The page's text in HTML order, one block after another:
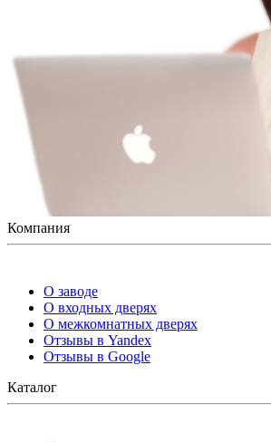
Компания
О заводе
О входных дверях
О межкомнатных дверях
Отзывы в Yandex
Отзывы в Google
Каталог